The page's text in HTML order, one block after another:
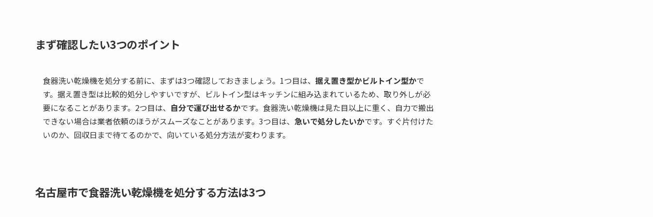
まず確認したい3つのポイント
食器洗い乾燥機を処分する前に、まずは3つ確認しておきましょう。1つ目は、 据え置き型かビルトイン型かで
す。据え置き型は比較的処分しやすいですが、ビルトイン型はキッチンに組み込まれているため、取り外しが必
要になることがあります。2つ目は、 自分で運び出せるかです。食器洗い乾燥機は見た目以上に重く、自力で搬出
できない場合は業者依頼のほうがスムーズなことがあります。3つ目は、 急いで処分したいかです。すぐ片付けた
いのか、回収日まで待てるのかで、向いている処分方法が変わります。
名古屋市で食器洗い乾燥機を処分する方法は3つ